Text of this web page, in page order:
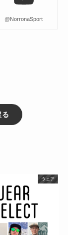
@NorronaSport
ウェア